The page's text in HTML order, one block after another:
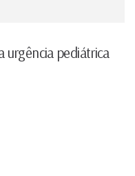
urgência pediátrica